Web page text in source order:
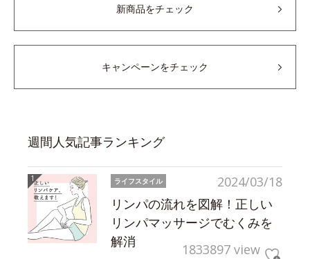
新商品をチェック
キャンペーンをチェック
週間人気記事ランキング
2024/03/18
ライフスタイル
リンパの流れを図解！正しい
リンパマッサージでむくみを
解消
1833897 view